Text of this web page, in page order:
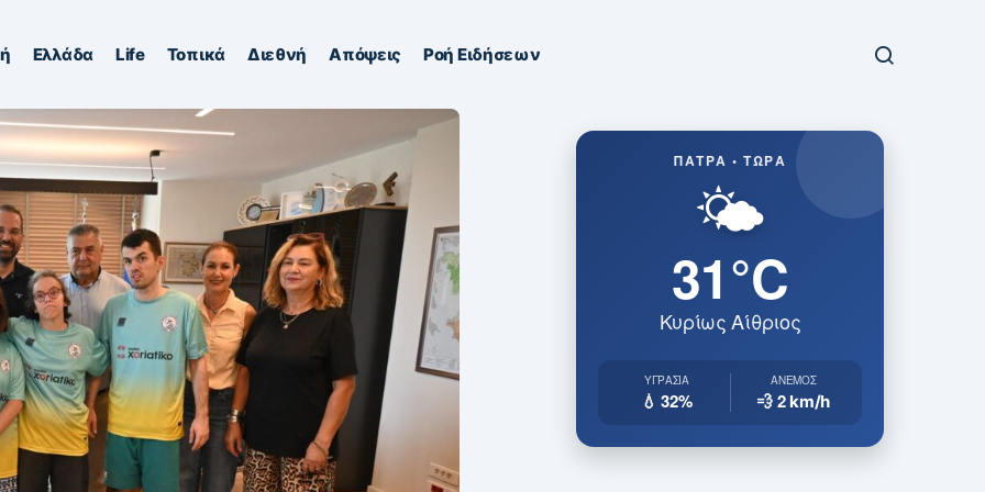
Ελλάδα Life Τοπικά Διεθνή Απόψεις Ροή Ειδήσεων
ΠΆΤΡΑ • ΤΏΡΑ
🌤️
31°C
Κυρίως Αίθριος
ΥΓΡΑΣΊΑ
💧 32%
ΆΝΕΜΟΣ
💨 2km/h